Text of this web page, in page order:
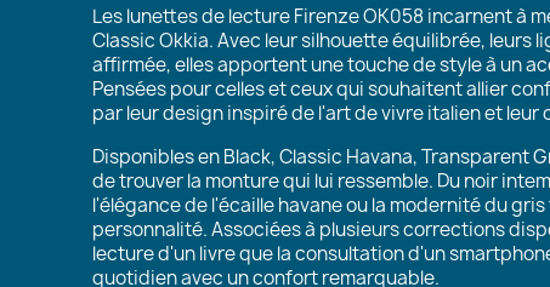
Les lunettes de lecture Firenze OK058 incarnent à
Classic Okkia. Avec leur silhouette équilibrée, leurs
affirmée, elles apportent une touche de style à un
Pensées pour celles et ceux qui souhaitent allier
par leur design inspiré de l'art de vivre italien et
Disponibles en Black, Classic Havana, Transparent
de trouver la monture qui lui ressemble. Du noir
l'élégance de l'écaille havane ou la modernité du
personnalité. Associées à plusieurs corrections
lecture d'un livre que la consultation d'un
quotidien avec un confort remarquable.